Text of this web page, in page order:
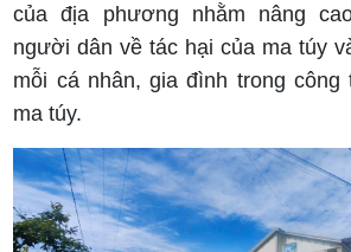
của địa phương nhằm nâng
người dân về tác hại của ma túy
mỗi cá nhân, gia đình trong công
ma túy.